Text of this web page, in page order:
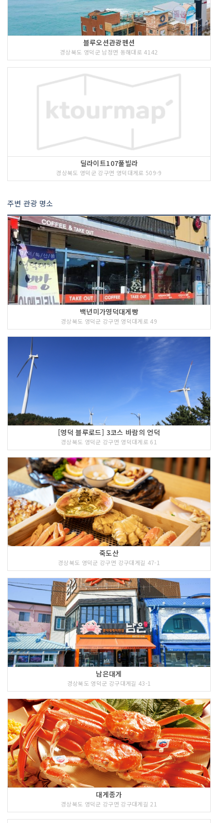
블루오션관광펜션
경상북도 영덕군 남정면 동해대로 4142
딜라이트107풀빌라
경상북도 영덕군 강구면 영덕대게로 509-9
주변 관광 명소
백년미가영덕대게빵
경상북도 영덕군 강구면 영덕대게로 49
[영덕 블루로드] 3코스 바람의 언덕
경상북도 영덕군 강구면 영덕대게로 61
죽도산
경상북도 영덕군 강구면 강구대게길 47-1
남은대게
경상북도 영덕군 강구대게길 43-1
대게종가
경상북도 영덕군 강구면 강구대게길 21